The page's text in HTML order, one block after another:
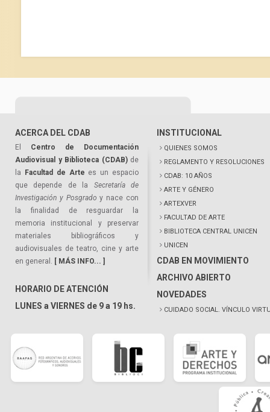
ACERCA DEL CDAB
El Centro de Documentación
Audiovisual y Biblioteca (CDAB)de
la
Facultad de Arte es un espacio
que depende de la Secretaría de
Investigación y Posgrado y nace con
la finalidad de resguardar la
memoria institucional y preservar
materiales bibliográficos y
audiovisuales de teatro, cine y arte
en general. [ MÁS INFO... ]
HORARIO DE ATENCIÓN
LUNES a VIERNES de 9 a 19 hs.
INSTITUCIONAL
QUIENES SOMOS
REGLAMENTO Y RESOLUCIONES
CDAB: 10 AÑOS
ARTE Y GÉNERO
ARTEXVER
FACULTAD DE ARTE
BIBLIOTECA CENTRAL UNICEN
UNICEN
CDAB EN MOVIMIENTO
ARCHIVO ABIERTO
NOVEDADES
CUIDADO SOCIAL. VÍNCULO